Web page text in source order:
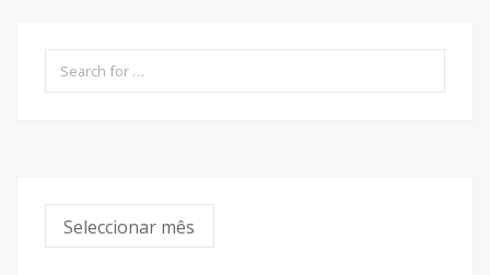
Arquivo